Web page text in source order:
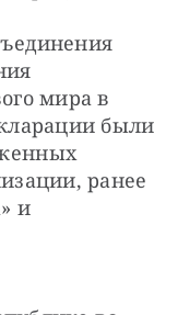
мира в
были
ранее
и